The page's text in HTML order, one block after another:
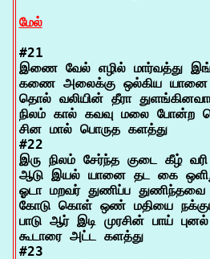
மேல்
#21
இணை வேல் எழில் மார்வத்து
கணை அலைக்கு ஒல்கிய
தொல் வலியின் தீரா
நிலம் கால் கவவு மலை போன்ற
சின மால் பொருத களத்து
#22
இரு நிலம் சேர்ந்த குடை கீழ்
ஆடு இயல் யானை தட கை
ஓடா மறவர் துணிப்ப துணிந்தவை
கோடு கொள் ஒண் மதியை நக்கும்
பாடு ஆர் இடி முரசின் பாய்
கூடாரை அட்ட களத்து
#23